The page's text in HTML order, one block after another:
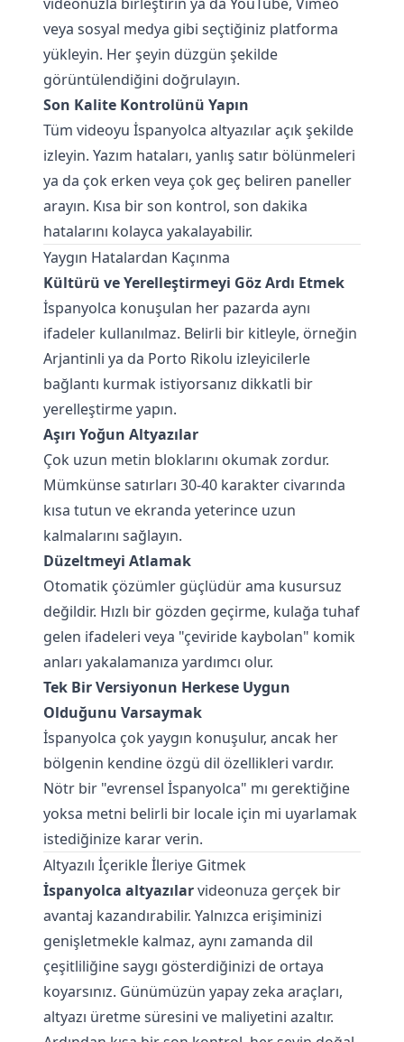
veya sosyal medya gibi seçtiğiniz platforma
yükleyin. Her şeyin düzgün şekilde
görüntülendiğini doğrulayın.
Son Kalite Kontrolünü Yapın
Tüm videoyu İspanyolca altyazılar açık şekilde
izleyin. Yazım hataları, yanlış satır bölünmeleri
ya da çok erken veya çok geç beliren paneller
arayın. Kısa bir son kontrol, son dakika
hatalarını kolayca yakalayabilir.
Yaygın Hatalardan Kaçınma
Kültürü ve Yerelleştirmeyi Göz Ardı Etmek
İspanyolca konuşulan her pazarda aynı
ifadeler kullanılmaz. Belirli bir kitleyle, örneğin
Arjantinli ya da Porto Rikolu izleyicilerle
bağlantı kurmak istiyorsanız dikkatli bir
yerelleştirme yapın.
Aşırı Yoğun Altyazılar
Çok uzun metin bloklarını okumak zordur.
Mümkünse satırları 30-40 karakter civarında
kısa tutun ve ekranda yeterince uzun
kalmalarını sağlayın.
Düzeltmeyi Atlamak
Otomatik çözümler güçlüdür ama kusursuz
değildir. Hızlı bir gözden geçirme, kulağa tuhaf
gelen ifadeleri veya "çeviride kaybolan" komik
anları yakalamanıza yardımcı olur.
Tek Bir Versiyonun Herkese Uygun
Olduğunu Varsaymak
İspanyolca çok yaygın konuşulur, ancak her
bölgenin kendine özgü dil özellikleri vardır.
Nötr bir "evrensel İspanyolca" mı gerektiğine
yoksa metni belirli bir locale için mi uyarlamak
istediğinize karar verin.
Altyazılı İçerikle İleriye Gitmek
İspanyolca altyazılarvideonuza gerçek bir
avantaj kazandırabilir. Yalnızca erişiminizi
genişletmekle kalmaz, aynı zamanda dil
çeşitliliğine saygı gösterdiğinizi de ortaya
koyarsınız. Günümüzün yapay zeka araçları,
altyazı üretme süresini ve maliyetini azaltır.